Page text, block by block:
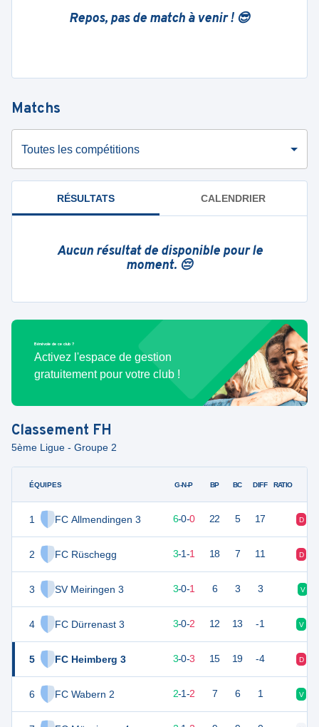
Repos, pas de match à venir ! 😎
Matchs
Toutes les compétitions
RÉSULTATS CALENDRIER
Aucun résultat de disponible pour le
moment. 😔
Bénévole de ce club ?
Activez l'espace de gestion
gratuitement pour votre club !
Classement FH
5ème Ligue - Groupe 2
ÉQUIPES
1 FC Allmendingen 3
2 FC Rüschegg
3 SV Meiringen 3
4 FC Dürrenast 3
5 FC Heimberg 3
6 FC Wabern 2
G-N-P BP BC DIFF RATIO
18 6-0-0 22 5 17 D
3-1-1 18 7 11 D
3-0-1 6 3 3 V
3-0-2 12 13 -1 V
3-0-3 15 19 -4 D
2-1-2 7 6 1 V